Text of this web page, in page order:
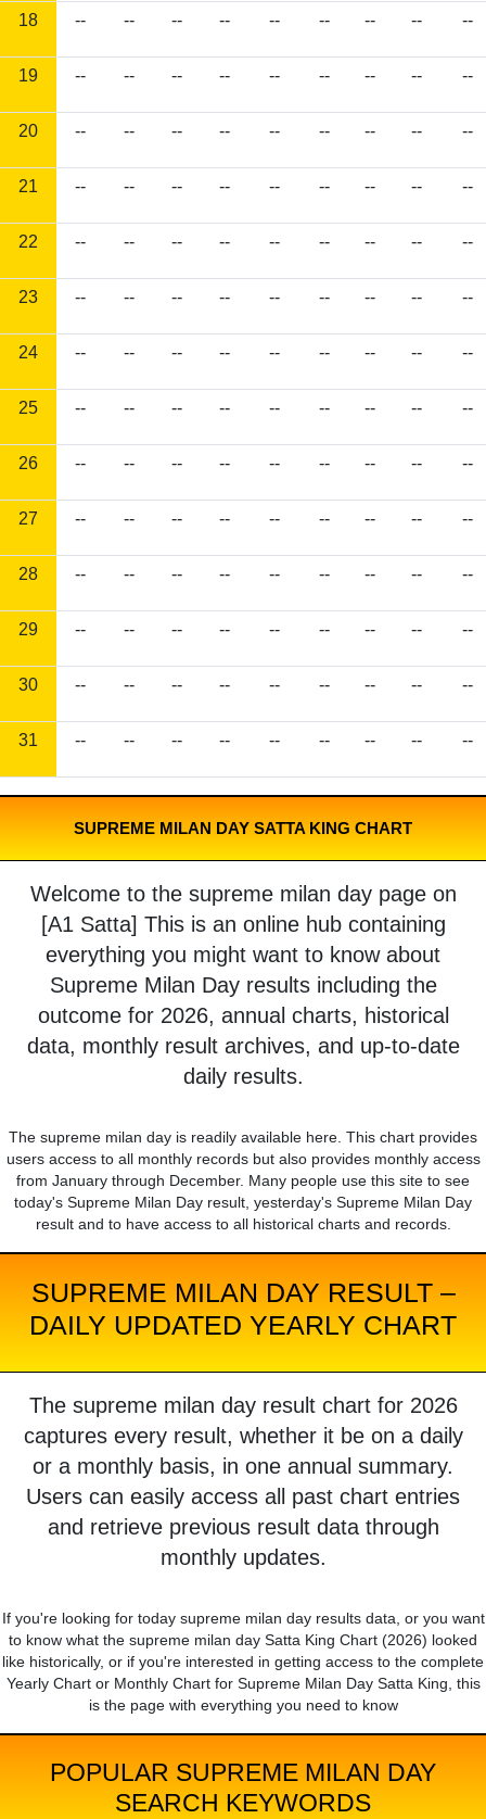
18 -- -- -- -- -- -- -- -- --
19 -- -- -- -- -- -- -- -- --
20 -- -- -- -- -- -- -- -- --
21 -- -- -- -- -- -- -- -- --
22 -- -- -- -- -- -- -- -- --
23 -- -- -- -- -- -- -- -- --
24 -- -- -- -- -- -- -- -- --
25 -- -- -- -- -- -- -- -- --
26 -- -- -- -- -- -- -- -- --
27 -- -- -- -- -- -- -- -- --
28 -- -- -- -- -- -- -- -- --
29 -- -- -- -- -- -- -- -- --
30 -- -- -- -- -- -- -- -- --
31 -- -- -- -- -- -- -- -- --
SUPREME MILAN DAY SATTA KING CHART
Welcome to the supreme milan day page on
[A1 Satta] This is an online hub containing
everything you might want to know about
Supreme Milan Day results including the
outcome for 2026, annual charts, historical
data, monthly result archives, and up-to-date
daily results.
The supreme milan day is readily available here. This chart provides
users access to all monthly records but also provides monthly access
from January through December. Many people use this site to see
today's Supreme Milan Day result, yesterday's Supreme Milan Day
result and to have access to all historical charts and records.
SUPREME MILAN DAY RESULT –
DAILY UPDATED YEARLY CHART
The supreme milan day result chart for 2026
captures every result, whether it be on a daily
or a monthly basis, in one annual summary.
Users can easily access all past chart entries
and retrieve previous result data through
monthly updates.
If you're looking for today supreme milan day results data, or you want
to know what the supreme milan day Satta King Chart (2026) looked
like historically, or if you're interested in getting access to the complete
Yearly Chart or Monthly Chart for Supreme Milan Day Satta King, this
is the page with everything you need to know
POPULAR SUPREME MILAN DAY
SEARCH KEYWORDS